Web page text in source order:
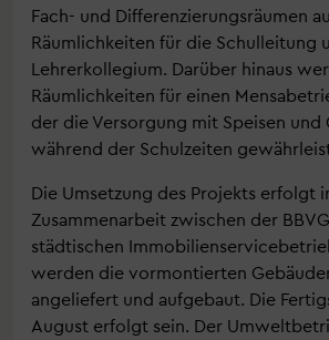
Fach- und Differenzierungsräumen
Räumlichkeiten für die Schulleitung
Lehrerkollegium. Darüber hinaus
Räumlichkeiten für einen
der die Versorgung mit Speisen und
während der Schulzeiten
Die Umsetzung des Projekts erfolgt
Zusammenarbeit zwischen der
städtischen
werden die vormontierten
angeliefert und aufgebaut. Die
August erfolgt sein. Der